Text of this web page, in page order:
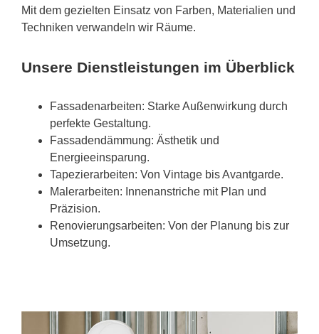
Mit dem gezielten Einsatz von Farben, Materialien und
Techniken verwandeln wir Räume.
Unsere Dienstleistungen im Überblick
Fassadenarbeiten: Starke Außenwirkung durch
perfekte Gestaltung.
Fassadendämmung: Ästhetik und
Energieeinsparung.
Tapezierarbeiten: Von Vintage bis Avantgarde.
Malerarbeiten: Innenanstriche mit Plan und
Präzision.
Renovierungsarbeiten: Von der Planung bis zur
Umsetzung.